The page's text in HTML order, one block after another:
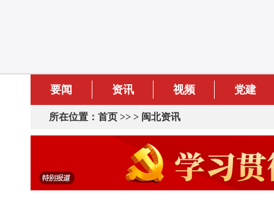
要闻 资讯 视频 党建
所在位置： 首页 >> > 闽北资讯